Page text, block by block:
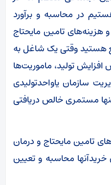
در محاسبه و برآورد
تامین مایحتاج
هستید وقتی یک شاغل به
افزایش تولید، ماموریت‌ها
سازمان یاواحدتولیدی
مستمری خالص دریافتی
هزینه‌های تامین مایحتاج و درمان
محاسبه و تعیین